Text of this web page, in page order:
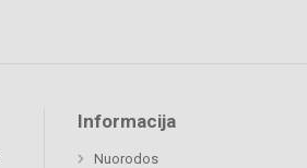
Informacija
Nuorodos